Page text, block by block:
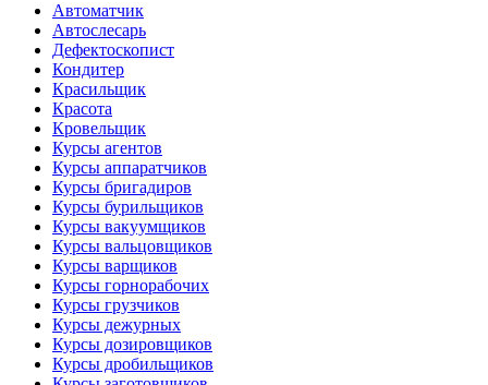
Автоматчик
Автослесарь
Дефектоскопист
Кондитер
Красильщик
Красота
Кровельщик
Курсы агентов
Курсы аппаратчиков
Курсы бригадиров
Курсы бурильщиков
Курсы вакуумщиков
Курсы вальцовщиков
Курсы варщиков
Курсы горнорабочих
Курсы грузчиков
Курсы дежурных
Курсы дозировщиков
Курсы дробильщиков